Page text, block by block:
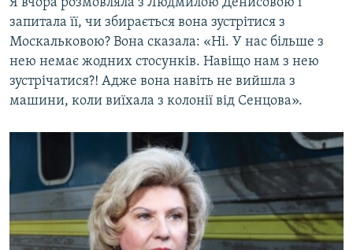
Я вчора розмовляла з Людмилою Денисовою і
запитала її, чи збирається вона зустрітися з
Москальковою? Вона сказала: «Ні. У нас більше з
нею немає жодних стосунків. Навіщо нам з нею
зустрічатися?! Адже вона навіть не вийшла з
машини, коли виїхала з колонії від Сенцова».